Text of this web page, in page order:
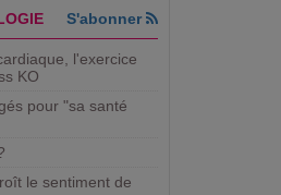
S'abonner
l'exercice
KO
pour "sa santé
le sentiment de